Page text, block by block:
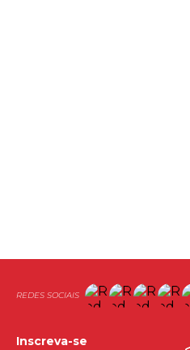
Inscreva-se